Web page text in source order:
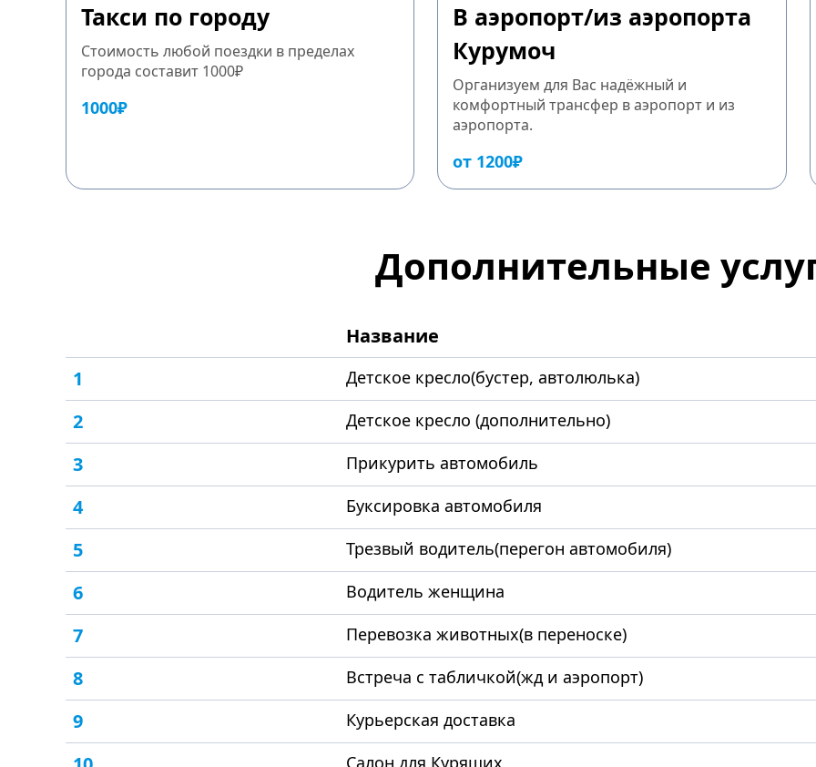
Такси по городу
Стоимость любой поездки в пределах
города составит 1000₽
1000₽
В аэропорт/из аэропорта
Курумоч
Организуем для Вас надёжный и
комфортный трансфер в аэропорт и из
аэропорта.
от 1200₽
Дополнительные
Название
1
Детское кресло(бустер, автолюлька)
2 Детское кресло (дополнительно)
3 Прикурить автомобиль
4 Буксировка автомобиля
5 Трезвый водитель(перегон автомобиля)
6 Водитель женщина
7 Перевозка животных(в переноске)
8 Встреча с табличкой(жд и аэропорт)
9 Курьерская доставка
Салон для Курящих